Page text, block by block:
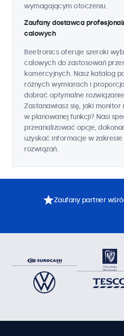
wymagającym otoczeniu.
Zaufany dostawca
calowych
Beetronics oferuje szeroki
calowych do zastosowań
komercyjnych. Nasz katalog
różnych wymiarach i
dobrać optymalne
Zastanawiasz się, jaki monitor
w planowanej funkcji? Nasi
przeanalizować opcje,
uzyskać informacje w
rozwiązań.
Zaufany partner